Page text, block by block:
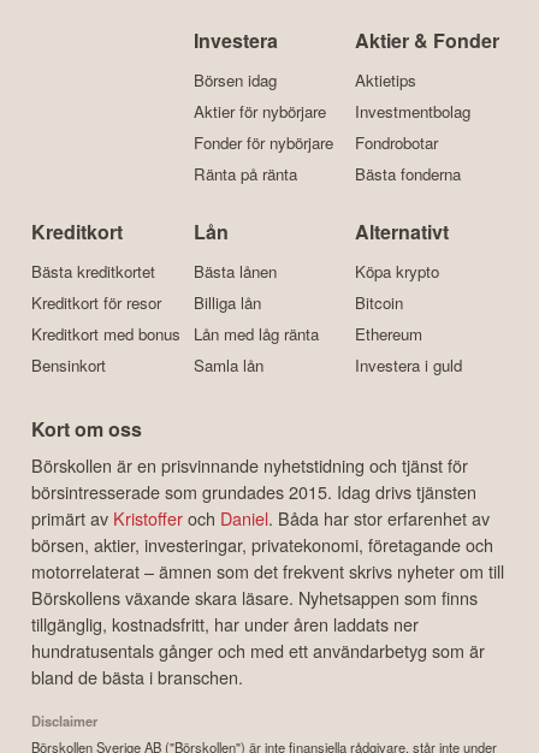
Investera
Börsen idag
Aktier för nybörjare
Fonder för nybörjare
Ränta på ränta
Aktier & Fonder
Aktietips
Investmentbolag
Fondrobotar
Bästa fonderna
Kreditkort
Bästa kreditkortet
Kreditkort för resor
Kreditkort med bonus
Bensinkort
Lån
Bästa lånen
Billiga lån
Lån med låg ränta
Samla lån
Alternativt
Köpa krypto
Bitcoin
Ethereum
Investera i guld
Kort om oss
Börskollen är en prisvinnande nyhetstidning och tjänst för
börsintresserade som grundades 2015. Idag drivs tjänsten
primärt av Kristofferoch Daniel. Båda har stor erfarenhet av
börsen, aktier, investeringar, privatekonomi, företagande och
motorrelaterat – ämnen som det frekvent skrivs nyheter om till
Börskollens växande skara läsare. Nyhetsappen som finns
tillgänglig, kostnadsfritt, har under åren laddats ner
hundratusentals gånger och med ett användarbetyg som är
bland de bästa i branschen.
Disclaimer
Börskollen Sverige AB ("Börskollen") är inte finansiella rådgivare, står inte under